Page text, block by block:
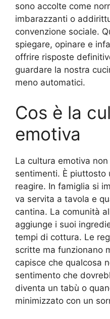
sono accolte come
imbarazzanti o
convenzione sociale.
spiegare, opinare e
offrire risposte
guardare la nostra
meno automatici.
Cos è la
emotiva
La cultura emotiva
sentimenti. È
reagire. In famiglia si
va servita a tavola e
cantina. La comunità
aggiunge i suoi
tempi di cottura. Le
scritte ma funzionano
capisce che qualcosa
sentimento che
diventa un tabù o
minimizzato con un